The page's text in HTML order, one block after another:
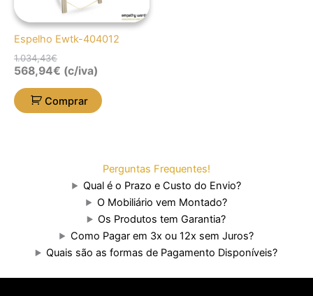
Espelho Ewtk-404012
1.034,43€
568,94€ (c/iva)
Comprar
Perguntas Frequentes!
Qual é o Prazo e Custo do Envio?
O Mobiliário vem Montado?
Os Produtos tem Garantia?
Como Pagar em 3x ou 12x sem Juros?
Quais são as formas de Pagamento Disponíveis?